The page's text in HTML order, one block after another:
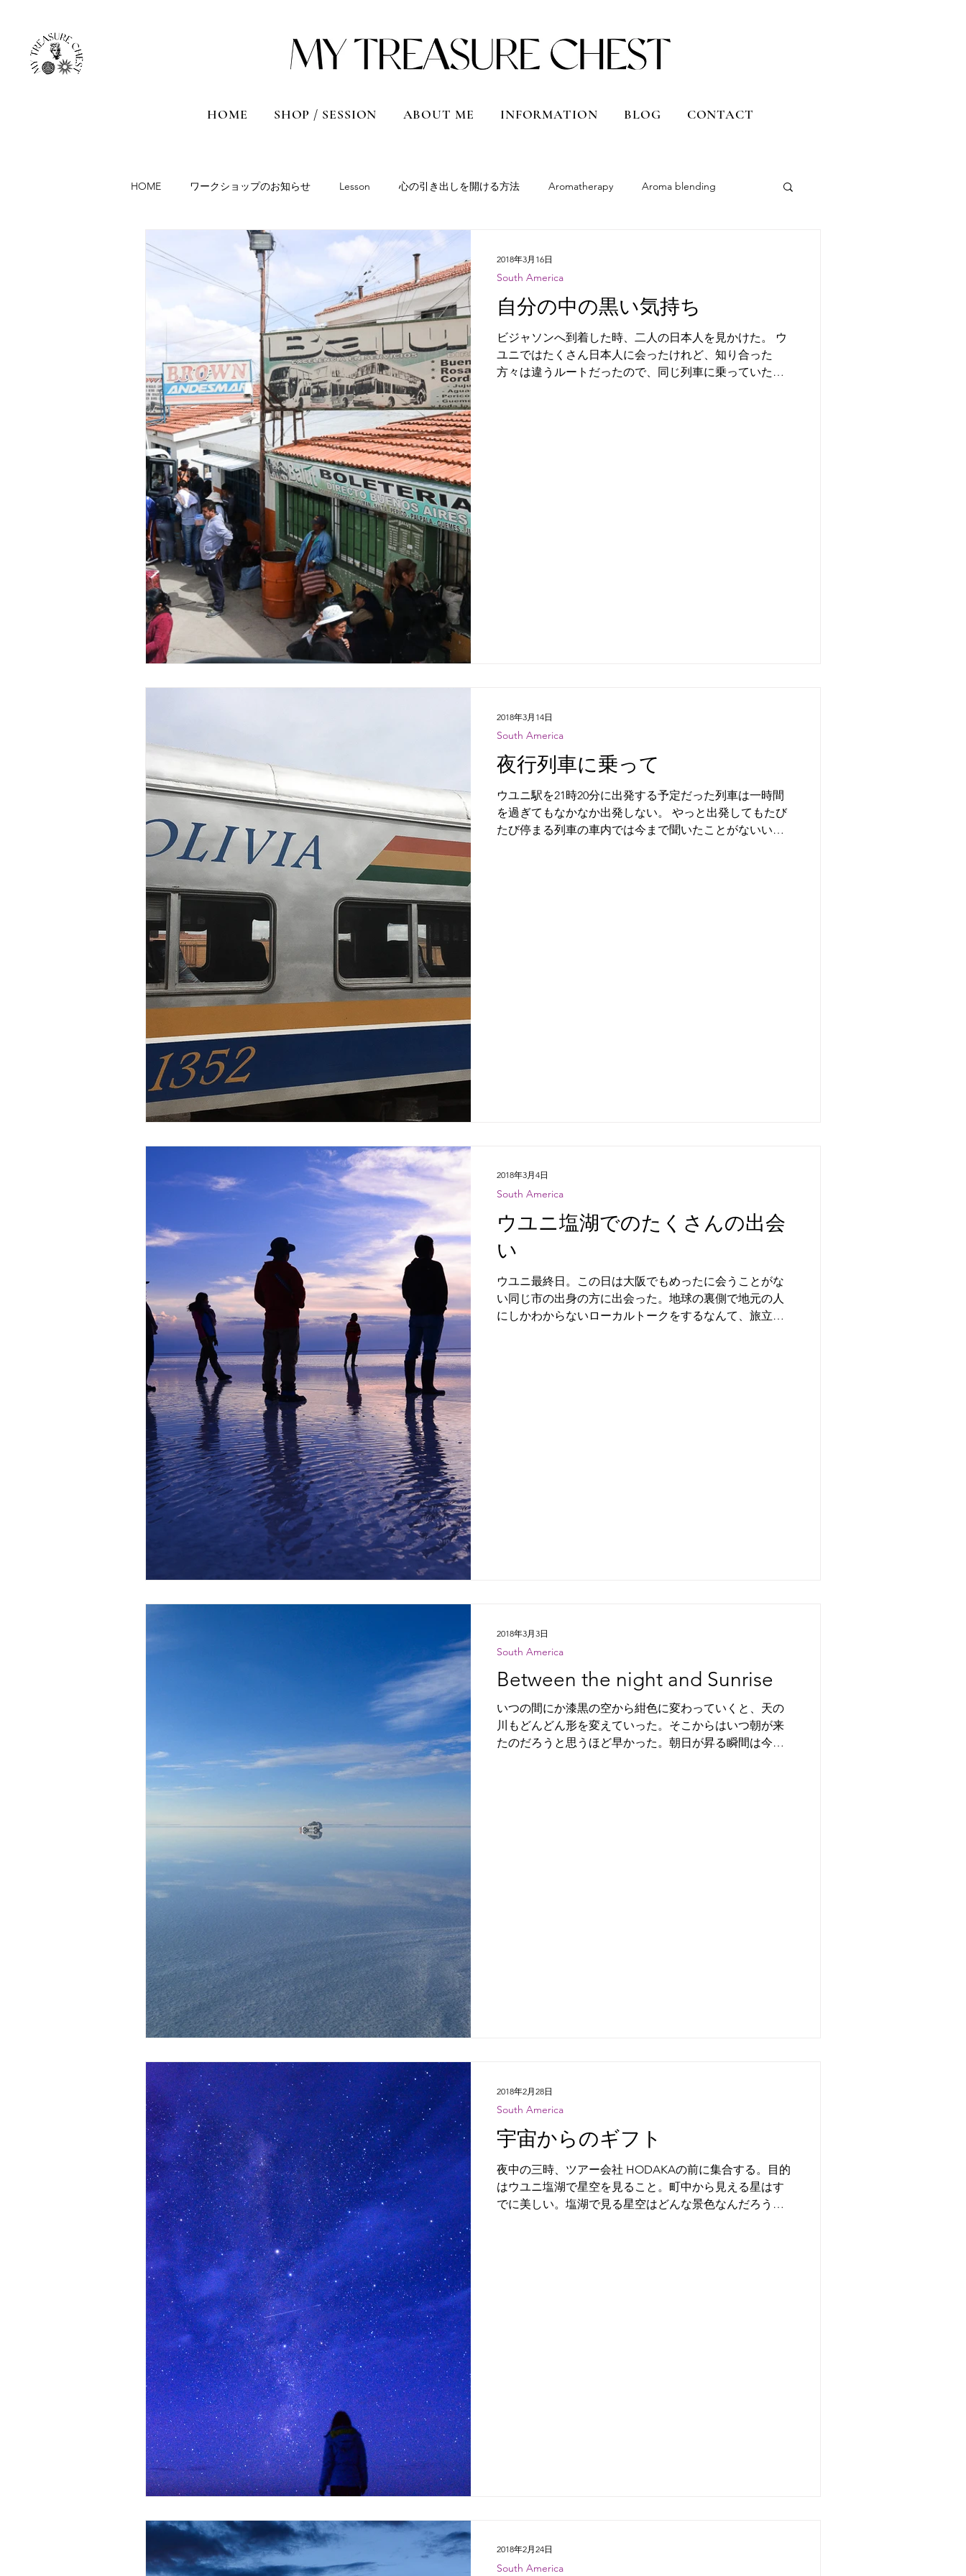
HOME SHOP / SESSION ABOUT ME INFORMATION BLOG CONTACT
HOME ワークショップのお知らせ Lesson 心の引き出しを開ける方法 Aromatherapy Aroma blending
Aromatherapy session South America
Sicily Qatar Vietnam Shanghai, China Hokkaido Japan Daily life
Fashion Books About me Job Information India USA
自分の中の黒い気持ち
ビジャソンへ到着した時、二人の日本人を見かけた。 ウ
ユニではたくさん日本人に会ったけれど、知り合った
方々は違うルートだったので、同じ列車に乗っていたこ
South America
2018年3月16日
夜行列車に乗って
ウユニ駅を21時20分に出発する予定だった列車は一時間
を過ぎてもなかなか出発しない。 やっと出発してもたび
たび停まる列車の車内では今まで聞いたことがないいび
South America
2018年3月14日
ウユニ塩湖でのたくさんの出会
い
ウユニ最終日。この日は大阪でもめったに会うことがな
い同じ市の出身の方に出会った。地球の裏側で地元の人
にしかわからないローカルトークをするなんて、旅立つ
South America
2018年3月4日
Between the night and Sunrise
いつの間にか漆黒の空から紺色に変わっていくと、天の
川もどんどん形を変えていった。そこからはいつ朝が来
たのだろうと思うほど早かった。朝日が昇る瞬間は今ま
South America
2018年3月3日
宇宙からのギフト
夜中の三時、ツアー会社 HODAKAの前に集合する。目的
はウユニ塩湖で星空を見ること。町中から見える星はす
でに美しい。塩湖で見る星空はどんな景色なんだろう
South America
2018年2月28日
South America
2018年2月24日